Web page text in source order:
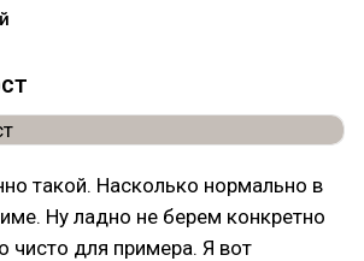
такой. Насколько нормально в
Ну ладно не берем конкретно
чисто для примера. Я вот